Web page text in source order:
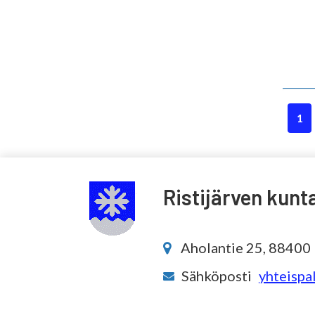
1
Ristijärven
Aholantie 25,
Sähköposti